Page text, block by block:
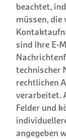
beachtet,
müssen, die
sind Ihre E-
technischer
rechtlichen
verarbeitet.
Felder und
angegeben